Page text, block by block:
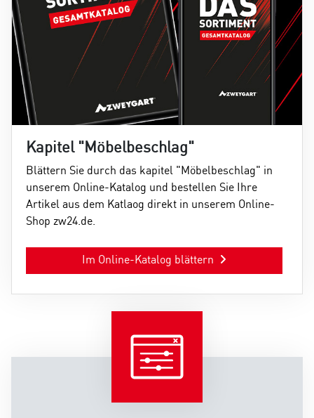
Kapitel "Möbelbeschlag"
Blättern Sie durch das kapitel "Möbelbeschlag" in
unserem Online-Katalog und bestellen Sie Ihre
Artikel aus dem Katlaog direkt in unserem Online-
Shop zw24.de.
Im Online-Katalog blättern